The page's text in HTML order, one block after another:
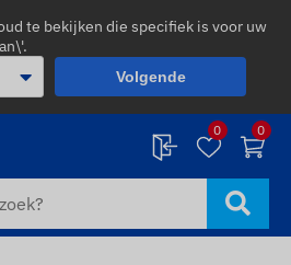
te bekijken die specifiek is voor uw
Volgende
0 0